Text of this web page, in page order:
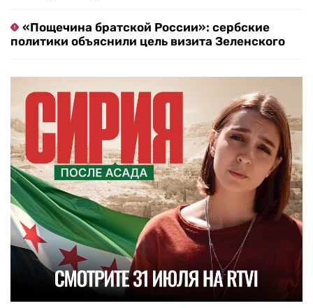
«Пощечина братской России»: сербские
политики объяснили цель визита Зеленского